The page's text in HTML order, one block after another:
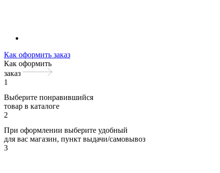
Как оформить заказ
Как оформить
заказ
1
Выберите понравившийся
товар в каталоге
2
При оформлении выберите удобный
для вас магазин, пункт выдачи/самовывоз
3